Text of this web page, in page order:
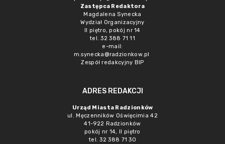
Zastępca Redaktora
Magdalena Synecka
Wydział Organizacyjny
II piętro, pokój nr 14
tel. 32 388 71 11
e-mail:
m.synecka@radzionkow.pl
Zespół redakcyjny BIP
ADRES REDAKCJI
Urząd Miasta Radzionków
ul. Męczenników Oświęcimia 42
41-922 Radzionków
pokój nr 14, II piętro
tel. 32 388 71 30